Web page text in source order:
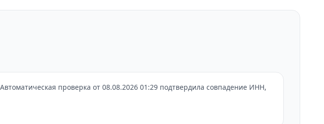
проверка от 08.08.2026 01:29 подтвердила совпадение ИНН,